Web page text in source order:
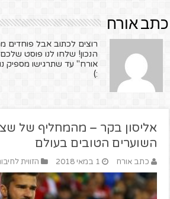
כתב אורח
רוצים לכתוב אבל פוחדים
הנכון! שלחו לנו פוסט
אורח" עד שתרגישו מספיק
:)
אליסון בקר – מהמחליף של
השוערים הטובים בעולם
כתב אורח 1 במאי 2018 הזווית